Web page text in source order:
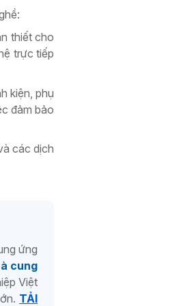
thiết cho
trực tiếp
kiện, phụ
đảm bảo
các dịch
ứng
cung
Việt
TẢI